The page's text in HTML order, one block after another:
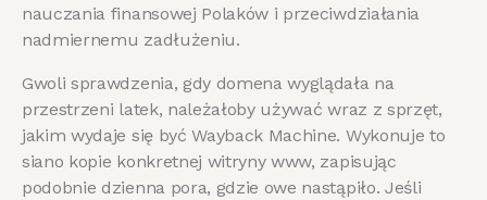
nauczania finansowej Polaków i przeciwdziałania
nadmiernemu zadłużeniu.
Gwoli sprawdzenia, gdy domena wyglądała na
przestrzeni latek, należałoby używać wraz z sprzęt,
jakim wydaje się być Wayback Machine. Wykonuje to
siano kopie konkretnej witryny www, zapisując
podobnie dzienna pora, gdzie owe nastąpiło. Jeśli